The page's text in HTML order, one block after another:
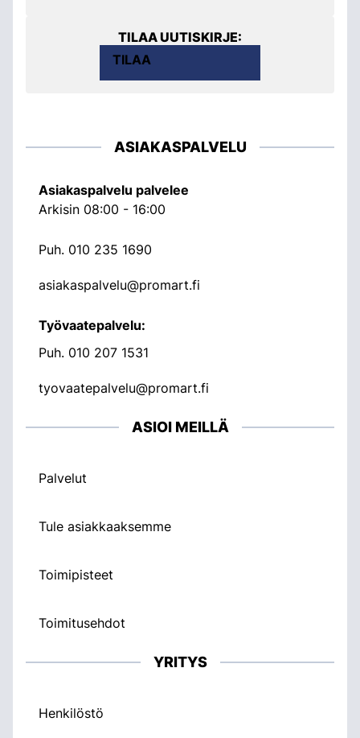
TILAA UUTISKIRJE:
TILAA
ASIAKASPALVELU
Asiakaspalvelu palvelee
Arkisin 08:00 - 16:00
Puh. 010 235 1690
asiakaspalvelu@promart.fi
Työvaatepalvelu:
Puh. 010 207 1531
tyovaatepalvelu@promart.fi
ASIOI MEILLÄ
Palvelut
Tule asiakkaaksemme
Toimipisteet
Toimitusehdot
YRITYS
Henkilöstö